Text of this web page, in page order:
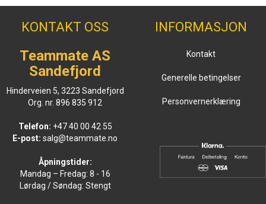
KONTAKT OSS
Teammate AS
Sandefjord
Hinderveien 5, 3223 Sandefjord
Org. nr. 896 835 912
Telefon: +47 40 00 42 55
E-post: salg@teammate.no
Åpningstider:
Mandag – Fredag: 8 - 16
Lørdag / Søndag: Stengt
INFORMASJON
Kontakt
Generelle betingelser
Personvernerklæring